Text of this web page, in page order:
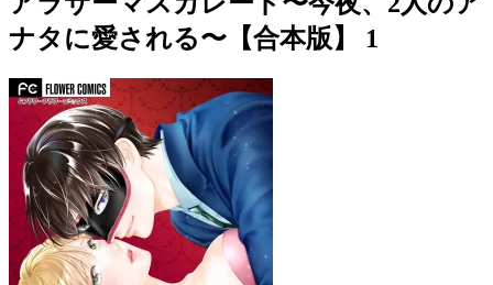
ナタに愛される〜【合本版】 1